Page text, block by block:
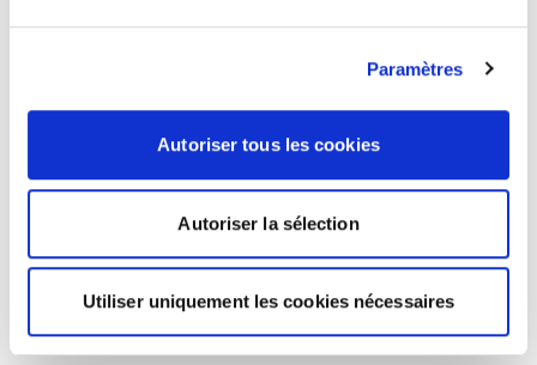
Paramètres
Autoriser tous les cookies
Autoriser la sélection
Utiliser uniquement les cookies nécessaires